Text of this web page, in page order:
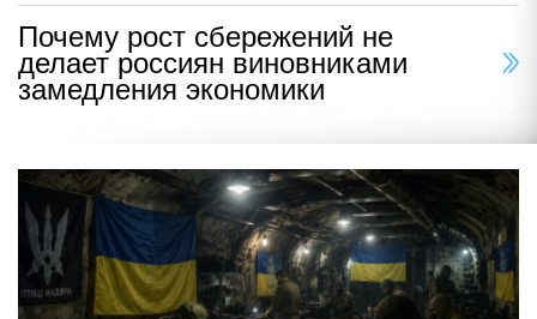
Почему рост сбережений не
делает россиян виновниками
замедления экономики